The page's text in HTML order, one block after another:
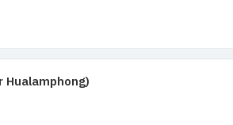
Hualamphong)